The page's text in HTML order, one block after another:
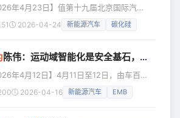
汽车的核心技术底座。从技术引领到
年4月23日】值第十九届北京国际汽车
华为智擎&amp;华为超充战略与新品
充系列产品与解决方案。期间，华为数字
全电物流新动脉”启航仪式揭幕，旨
2026-04-24 新能源汽车 碳化硅
陈伟：运动域智能化是安全基石， 华为
年4月12日】4月11日至12日，由车百会
动汽车发展高层论坛（2026）在北京召
2026-04-16 新能源汽车 EMB